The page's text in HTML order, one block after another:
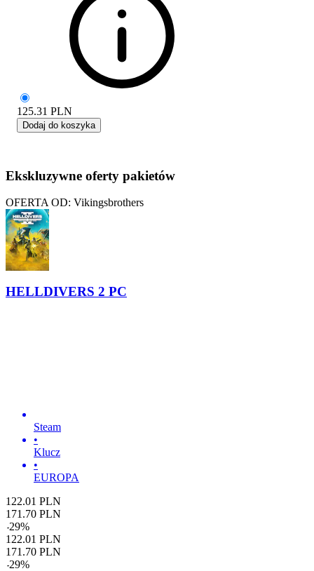
125.31 PLN
Dodaj do koszyka
Ekskluzywne oferty pakietów
OFERTA OD: Vikingsbrothers
HELLDIVERS 2 PC
Steam
•
Klucz
•
EUROPA
122.01 PLN
171.70 PLN
-29%
122.01 PLN
171.70 PLN
-29%